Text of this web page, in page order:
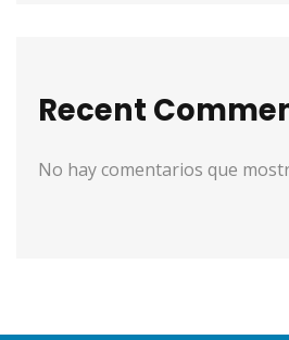
Recent
No hay comentarios que